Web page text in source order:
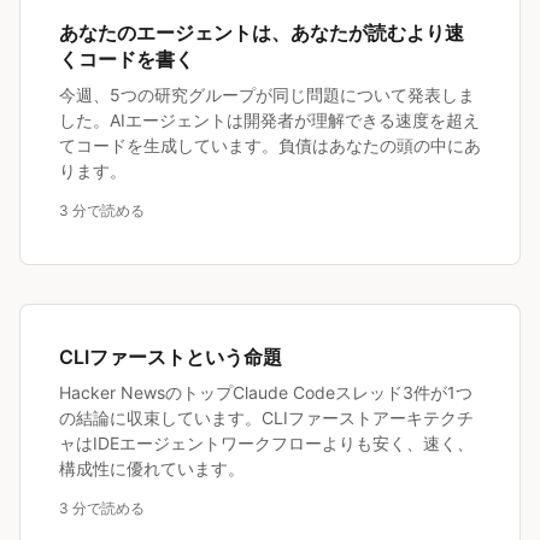
あなたのエージェントは、あなたが読むより速
くコードを書く
今週、5つの研究グループが同じ問題について発表しま
した。AIエージェントは開発者が理解できる速度を超え
てコードを生成しています。負債はあなたの頭の中にあ
ります。
3 分で読める
CLIファーストという命題
Hacker NewsのトップClaude Codeスレッド3件が1つ
の結論に収束しています。CLIファーストアーキテクチ
ャはIDEエージェントワークフローよりも安く、速く、
構成性に優れています。
3 分で読める